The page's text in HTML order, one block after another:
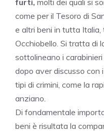
furti, molti dei quali si
come per il Tesoro di
e altri beni in tutta
Occhiobello. Si tratta di
sottolineano i
dopo aver discusso con
tipi di crimini, come la
anziano.
Di fondamentale
beni è risultata la